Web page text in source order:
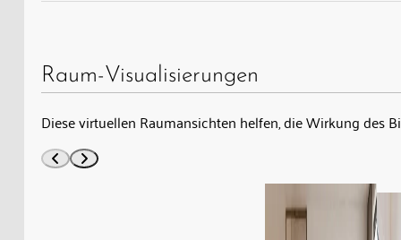
Raum-Visualisierungen
Diese virtuellen Raumansichten helfen, die Wirkung des